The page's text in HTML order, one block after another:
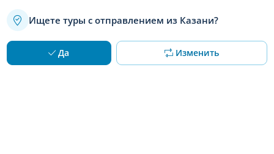
Ищете туры с отправлением из Казани?
Да Изменить
Канал в Max
Используя данный сайт, вы даете согласие на использование
файлов cookie